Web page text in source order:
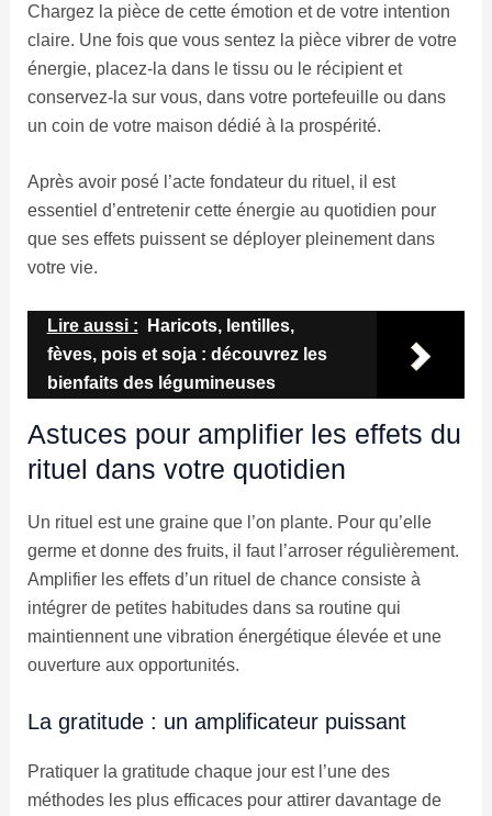
Chargez la pièce de cette émotion et de votre intention
claire. Une fois que vous sentez la pièce vibrer de votre
énergie, placez-la dans le tissu ou le récipient et
conservez-la sur vous, dans votre portefeuille ou dans
un coin de votre maison dédié à la prospérité.
Après avoir posé l’acte fondateur du rituel, il est
essentiel d’entretenir cette énergie au quotidien pour
que ses effets puissent se déployer pleinement dans
votre vie.
Lire aussi :
Haricots, lentilles,
fèves, pois et soja : découvrez les
bienfaits des légumineuses
Astuces pour amplifier les effets du
rituel dans votre quotidien
Un rituel est une graine que l’on plante. Pour qu’elle
germe et donne des fruits, il faut l’arroser régulièrement.
Amplifier les effets d’un rituel de chance consiste à
intégrer de petites habitudes dans sa routine qui
maintiennent une vibration énergétique élevée et une
ouverture aux opportunités.
La gratitude : un amplificateur puissant
Pratiquer la gratitude chaque jour est l’une des
méthodes les plus efficaces pour attirer davantage de